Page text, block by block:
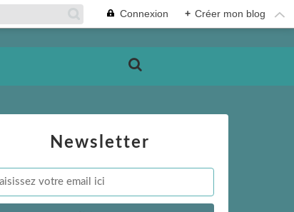
Connexion + Créer mon blog
Newsletter